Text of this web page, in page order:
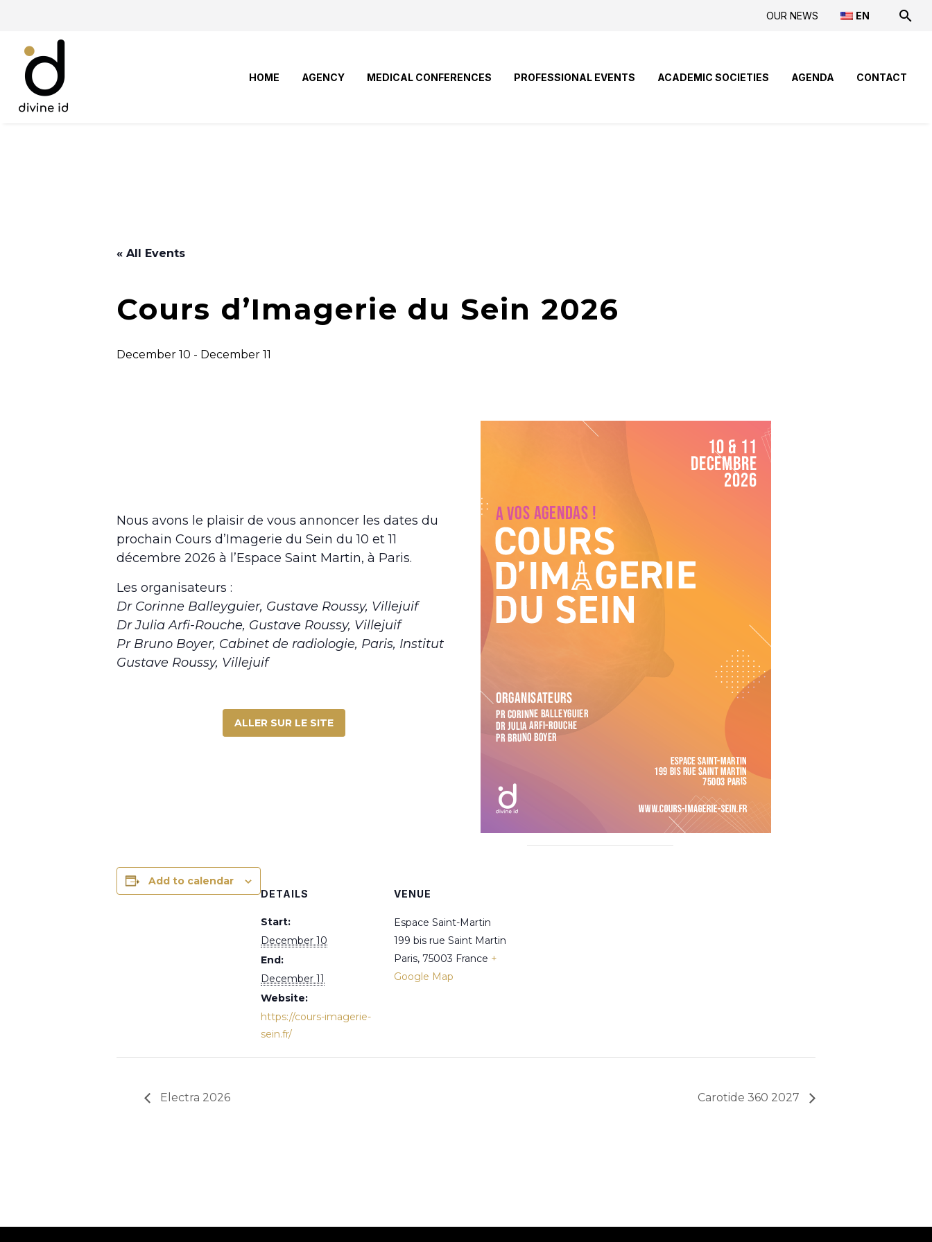
OUR NEWS EN
HOME AGENCY MEDICAL CONFERENCES PROFESSIONAL EVENTS ACADEMIC SOCIETIES AGENDA CONTACT
« All Events
Cours d’Imagerie du Sein 2026
December 10 - December 11
Nous avons le plaisir de vous annoncer les dates du
prochain Cours d’Imagerie du Sein du 10 et 11
décembre 2026 à l’Espace Saint Martin, à Paris.
Les organisateurs :
Dr Corinne Balleyguier, Gustave Roussy, Villejuif
Dr Julia Arfi-Rouche, Gustave Roussy, Villejuif
Pr Bruno Boyer, Cabinet de radiologie, Paris, Institut
Gustave Roussy, Villejuif
ALLER SUR LE SITE
Add to calendar
DETAILS
Start:
December 10
End:
December 11
Website:
https://cours-imagerie-
sein.fr/
VENUE
Espace Saint-Martin
199 bis rue Saint Martin
Paris, 75003 France +
Google Map
Electra 2026 Carotide 360 2027